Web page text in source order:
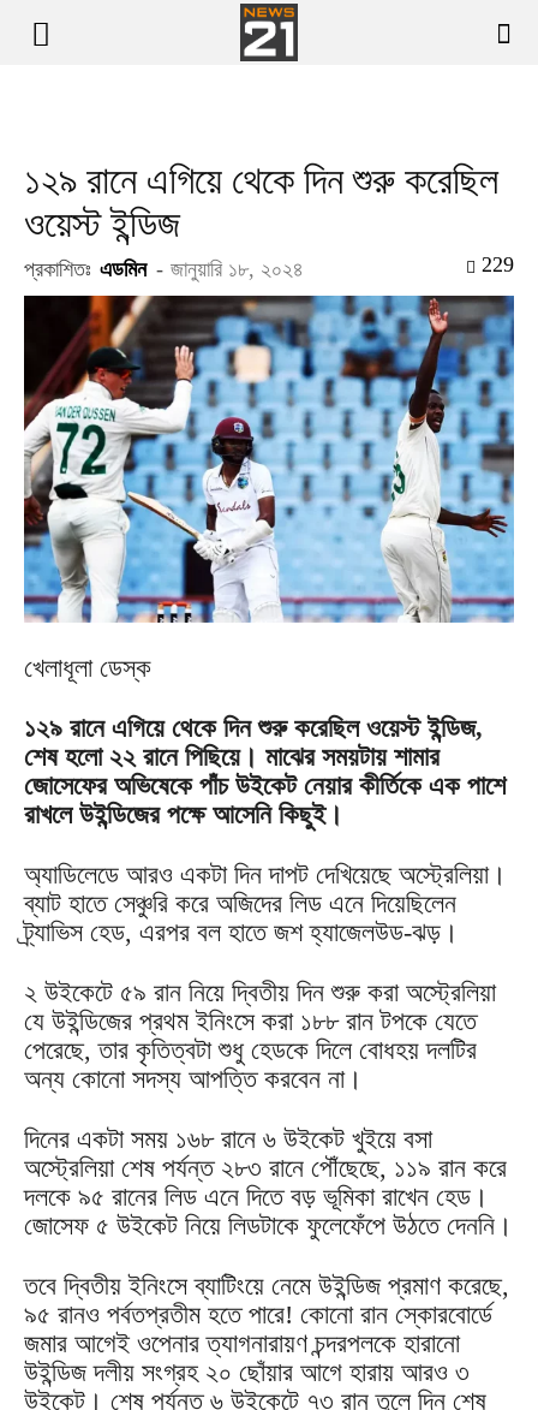
১২৯ রানে এগিয়ে থেকে দিন শুরু করেছিল
ওয়েস্ট ইন্ডিজ
প্রকাশিতঃ এডমিন - জানুয়ারি ১৮, ২০২৪ 229
খেলাধূলা ডেস্ক
১২৯ রানে এগিয়ে থেকে দিন শুরু করেছিল ওয়েস্ট ইন্ডিজ,
শেষ হলো ২২ রানে পিছিয়ে। মাঝের সময়টায় শামার
জোসেফের অভিষেকে পাঁচ উইকেট নেয়ার কীর্তিকে এক পাশে
রাখলে উইন্ডিজের পক্ষে আসেনি কিছুই।
অ্যাডিলেডে আরও একটা দিন দাপট দেখিয়েছে অস্ট্রেলিয়া।
ব্যাট হাতে সেঞ্চুরি করে অজিদের লিড এনে দিয়েছিলেন
ট্র্যাভিস হেড, এরপর বল হাতে জশ হ্যাজেলউড-ঝড়।
২ উইকেটে ৫৯ রান নিয়ে দ্বিতীয় দিন শুরু করা অস্ট্রেলিয়া
যে উইন্ডিজের প্রথম ইনিংসে করা ১৮৮ রান টপকে যেতে
পেরেছে, তার কৃতিত্বটা শুধু হেডকে দিলে বোধহয় দলটির
অন্য কোনো সদস্য আপত্তি করবেন না।
দিনের একটা সময় ১৬৮ রানে ৬ উইকেট খুইয়ে বসা
অস্ট্রেলিয়া শেষ পর্যন্ত ২৮৩ রানে পৌঁছেছে, ১১৯ রান করে
দলকে ৯৫ রানের লিড এনে দিতে বড় ভূমিকা রাখেন হেড।
জোসেফ ৫ উইকেট নিয়ে লিডটাকে ফুলেফেঁপে উঠতে দেননি।
তবে দ্বিতীয় ইনিংসে ব্যাটিংয়ে নেমে উইন্ডিজ প্রমাণ করেছে,
৯৫ রানও পর্বতপ্রতীম হতে পারে! কোনো রান স্কোরবোর্ডে
জমার আগেই ওপেনার ত্যাগনারায়ণ চন্দরপলকে হারানো
উইন্ডিজ দলীয় সংগ্রহ ২০ ছোঁয়ার আগে হারায় আরও ৩
উইকেট। শেষ পর্যন্ত ৬ উইকেটে ৭৩ রান তুলে দিন শেষ